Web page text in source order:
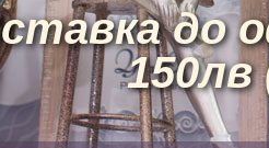
до
150лв